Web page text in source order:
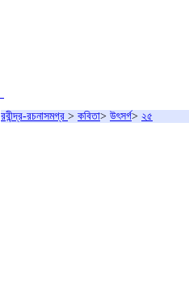
রবীন্দ্র-রচনাসমগ্র > কবিতা> উৎসর্গ> ২৫